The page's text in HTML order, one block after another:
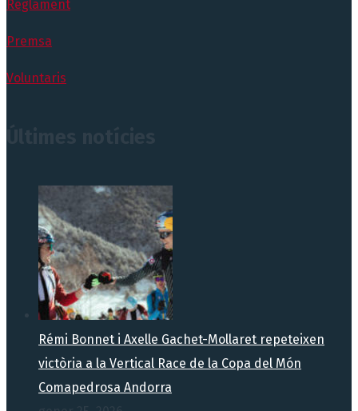
Reglament
Premsa
Voluntaris
Rémi Bonnet i Axelle Gachet-Mollaret repeteixen
victòria a la Vertical Race de la Copa del Món
Comapedrosa Andorra